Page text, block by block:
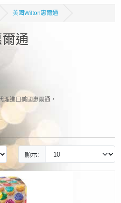
美國Wilton惠爾通
通
理進口美國惠爾通，
顯示: